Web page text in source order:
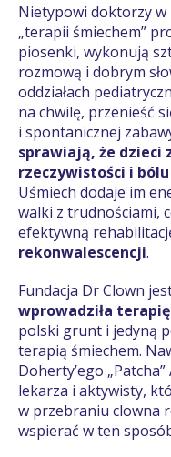
Nietypowi doktorzy
„terapii śmiechem”
piosenki, wykonują
rozmową i dobrym
oddziałach
na chwilę, przenieść
i spontanicznej
sprawiają, że dzieci
rzeczywistości i
Uśmiech dodaje im
walki z trudnościami,
efektywną
rekonwalescencji.
Fundacja Dr Clown
wprowadziła
polski grunt i jedyną
terapią śmiechem.
Doherty’ego
lekarza i aktywisty,
w przebraniu clowna
wspierać w ten